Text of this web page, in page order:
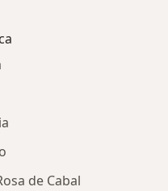
de Cabal